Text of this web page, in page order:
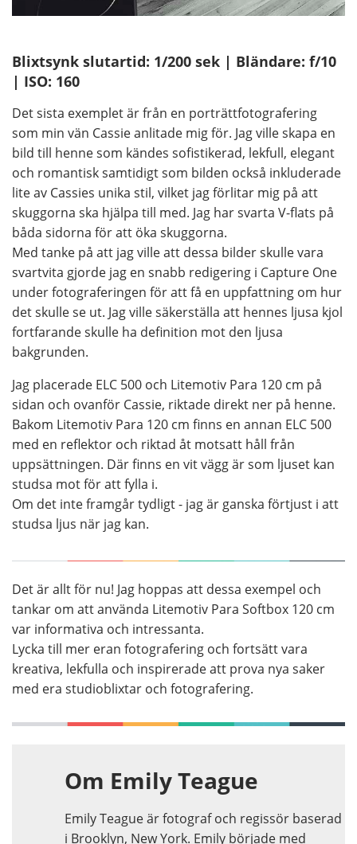
Blixtsynk slutartid: 1/200 sek | Bländare: f/10
| ISO: 160
Det sista exemplet är från en porträttfotografering
som min vän Cassie anlitade mig för. Jag ville skapa en
bild till henne som kändes sofistikerad, lekfull, elegant
och romantisk samtidigt som bilden också inkluderade
lite av Cassies unika stil, vilket jag förlitar mig på att
skuggorna ska hjälpa till med. Jag har svarta V-flats på
båda sidorna för att öka skuggorna.
Med tanke på att jag ville att dessa bilder skulle vara
svartvita gjorde jag en snabb redigering i Capture One
under fotograferingen för att få en uppfattning om hur
det skulle se ut. Jag ville säkerställa att hennes ljusa kjol
fortfarande skulle ha definition mot den ljusa
bakgrunden.
Jag placerade ELC 500 och Litemotiv Para 120 cm på
sidan och ovanför Cassie, riktade direkt ner på henne.
Bakom Litemotiv Para 120 cm finns en annan ELC 500
med en reflektor och riktad åt motsatt håll från
uppsättningen. Där finns en vit vägg är som ljuset kan
studsa mot för att fylla i.
Om det inte framgår tydligt - jag är ganska förtjust i att
studsa ljus när jag kan.
Det är allt för nu! Jag hoppas att dessa exempel och
tankar om att använda Litemotiv Para Softbox 120 cm
var informativa och intressanta.
Lycka till mer eran fotografering och fortsätt vara
kreativa, lekfulla och inspirerade att prova nya saker
med era studioblixtar och fotografering.
Om Emily Teague
Emily Teague är fotograf och regissör baserad
i Brooklyn, New York. Emily började med